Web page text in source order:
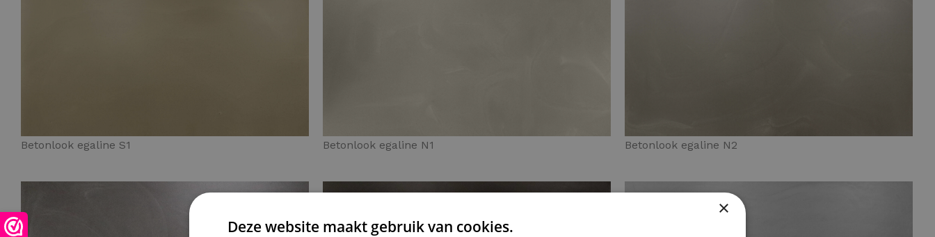
Betonlook egaline S1 Betonlook egaline N1 Betonlook egaline N2
×
Deze website maakt gebruik van cookies.